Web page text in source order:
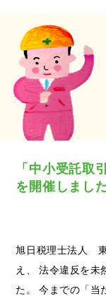
「中小受託取
を開催しまし
旭日税理士法人
え、 法令違反を未
た。 今までの「当